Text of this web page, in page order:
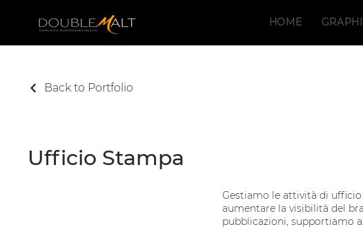
HOME
Back to Portfolio
Ufficio Stampa
Gestiamo le attività di
aumentare la visibilità del
pubblicazioni, supportiamo